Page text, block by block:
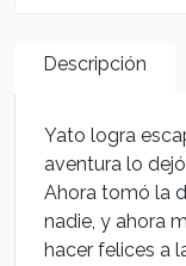
Descripción
Yato logra
aventura lo
Ahora tomó la
nadie, y ahora
hacer felices a